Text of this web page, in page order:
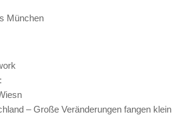
München
– Große Veränderungen fangen klein